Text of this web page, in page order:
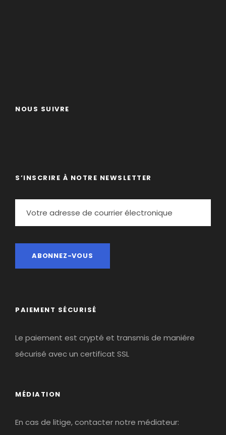
NOUS SUIVRE
S’INSCRIRE À NOTRE NEWSLETTER
PAIEMENT SÉCURISÉ
Le paiement est crypté et transmis de maniére
sécurisé avec un certificat SSL
MÉDIATION
En cas de litige, contacter notre médiateur: